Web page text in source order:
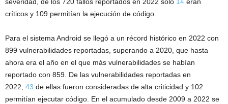
severidad, de los 720 fallos reportados en 2022 solo 14 eran
críticos y 109 permitían la ejecución de código.
Para el sistema Android se llegó a un récord histórico en 2022 con
899 vulnerabilidades reportadas, superando a 2020, que hasta
ahora era el año en el que más vulnerabilidades se habían
reportado con 859. De las vulnerabilidades reportadas en
2022, 43 de ellas fueron consideradas de alta criticidad y 102
permitían ejecutar código. En el acumulado desde 2009 a 2022 se